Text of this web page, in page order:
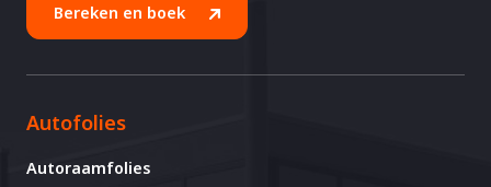
Bereken en boek
Autofolies
Autoraamfolies